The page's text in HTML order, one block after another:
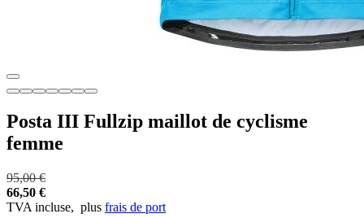
Posta III Fullzip maillot de cyclisme
femme
95,00 €
66,50 €
TVA incluse, plus frais de port